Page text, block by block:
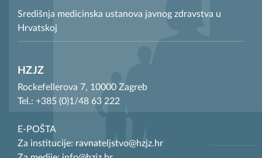
Središnja medicinska ustanova javnog zdravstva u
Hrvatskoj
HZJZ
Rockefellerova 7, 10000 Zagreb
Tel.: +385 (0)1/48 63 222
E-POŠTA
Za institucije: ravnateljstvo@hzjz.hr